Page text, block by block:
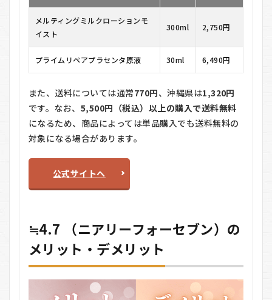
メルティングミルクローションモ
イスト
300ml 2,750円
プライムリペアプラセンタ原液 30ml 6,490円
また、送料については通常770円、沖縄県は1,320円
です。なお、 5,500円（税込）以上の購入で送料無料
になるため、商品によっては単品購入でも送料無料の
対象になる場合があります。
公式サイトへ
≒4.7 （ニアリーフォーセブン）の
メリット・デメリット